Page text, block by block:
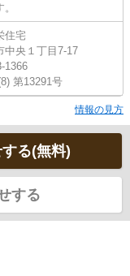
住宅
中央１丁目7-17
1366
第13291号
情報の見方
る(無料)
する